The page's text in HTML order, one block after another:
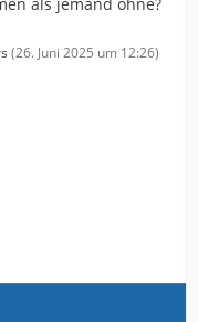
(26. Juni 2025 um 12:26)